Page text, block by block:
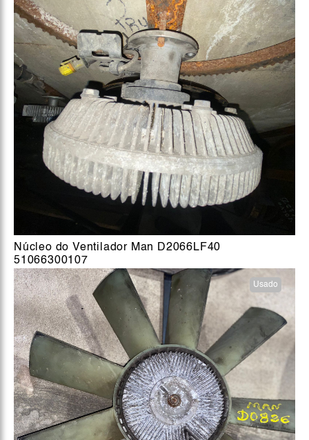
Núcleo do Ventilador Man D2066LF40
51066300107
Usado